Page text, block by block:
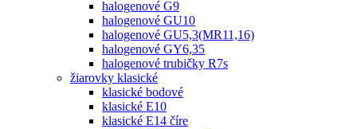
halogenové G9
halogenové GU10
halogenové GU5,3(MR11,16)
halogenové GY6,35
halogenové trubičky R7s
žiarovky klasické
klasické bodové
klasické E10
klasické E14 číre